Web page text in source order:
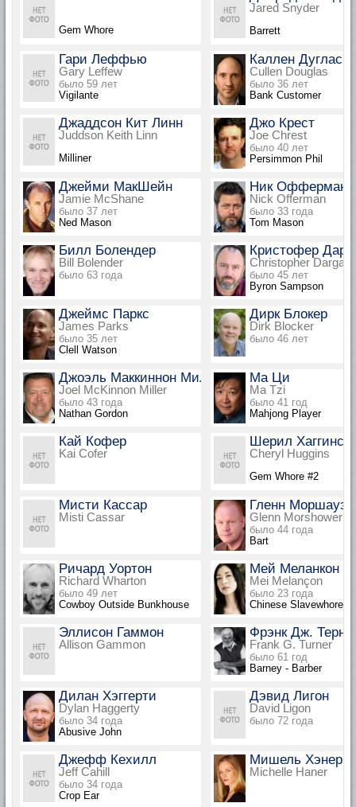
Gem Whore
Jared Snyder
Barrett
Гари Леффью
Gary Leffew
было 59 лет
Vigilante
Каллен Дуглас
Cullen Douglas
было 36 лет
Bank Customer
Джаддсон Кит Линн
Juddson Keith Linn
Milliner
Джо Крест
Joe Chrest
было 40 лет
Persimmon Phil
Джейми МакШейн
Jamie McShane
было 37 лет
Ned Mason
Ник Офферман
Nick Offerman
было 33 года
Tom Mason
Билл Болендер
Bill Bolender
было 63 года
Кристофер
Christopher Darga
было 45 лет
Byron Sampson
Джеймс Паркс
James Parks
было 35 лет
Clell Watson
Дирк Блокер
Dirk Blocker
было 46 лет
Джоэль Маккиннон Миллер
Joel McKinnon Miller
было 43 года
Nathan Gordon
Ма Ци
Ma Tzi
было 41 год
Mahjong Player
Кай Кофер
Kai Cofer
Шерил Хаггинс
Cheryl Huggins
Gem Whore #2
Мисти Кассар
Misti Cassar
Гленн Моршауэр
Glenn Morshower
было 44 года
Bart
Ричард Уортон
Richard Wharton
было 49 лет
Cowboy Outside Bunkhouse
Мей Меланкон
Mei Melançon
было 23 года
Chinese Slavewhore
Эллисон Гаммон
Allison Gammon
Фрэнк Дж.
Frank G. Turner
было 61 год
Barney - Barber
Дилан Хэггерти
Dylan Haggerty
было 34 года
Abusive John
Дэвид Лигон
David Ligon
было 72 года
Джефф Кехилл
Jeff Cahill
было 34 года
Crop Ear
Мишель Хэнер
Michelle Haner